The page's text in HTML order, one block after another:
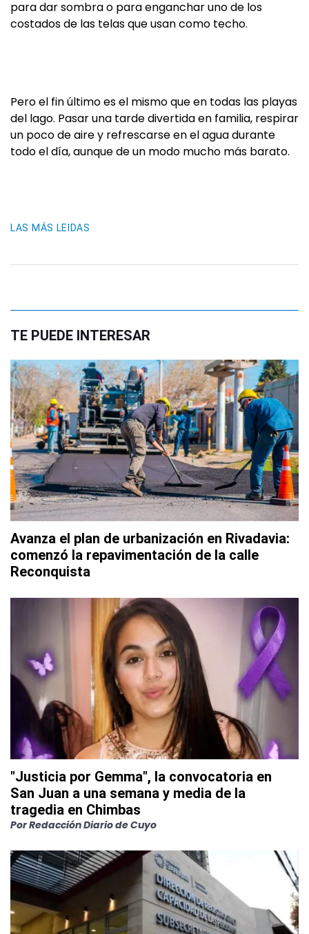
para dar sombra o para enganchar uno de los
costados de las telas que usan como techo.
Pero el fin último es el mismo que en todas las playas
del lago. Pasar una tarde divertida en familia, respirar
un poco de aire y refrescarse en el agua durante
todo el día, aunque de un modo mucho más barato.
LAS MÁS LEIDAS
TE PUEDE INTERESAR
Avanza el plan de urbanización en Rivadavia:
comenzó la repavimentación de la calle
Reconquista
"Justicia por Gemma", la convocatoria en
San Juan a una semana y media de la
tragedia en Chimbas
PorRedacción Diario de Cuyo